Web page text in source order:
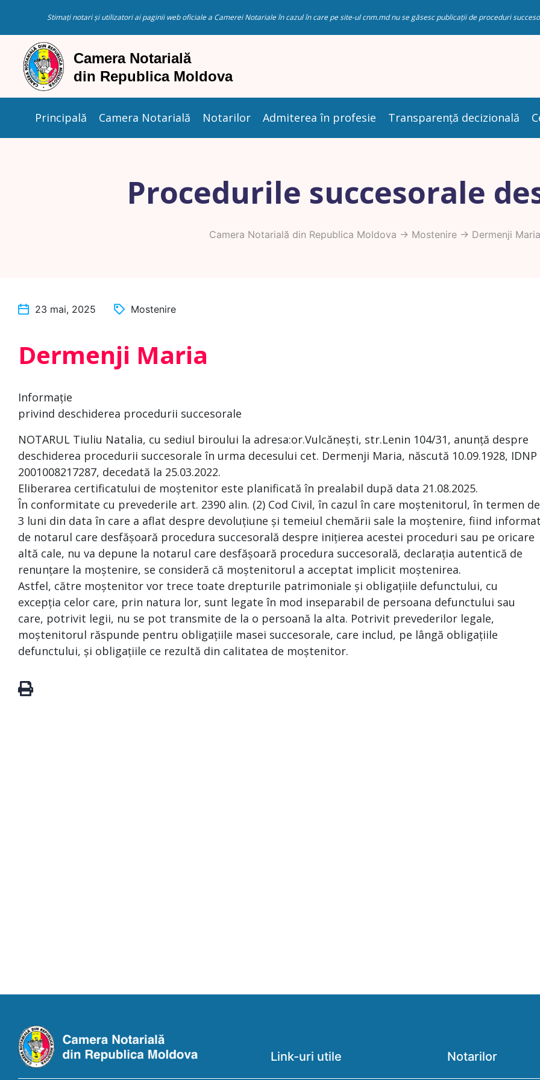
Stimați notari și utilizatori ai paginii web oficiale a Camerei Notariale în cazul în care pe site-ul cnm.md nu se găsesc publicații de proceduri
Principală Camera Notarială Notarilor Admiterea în profesie Transparență decizională
Procedurile succesorale
Camera Notarială din Republica Moldova -> Mostenire -> Dermenji Maria
23 mai, 2025 Mostenire
Dermenji Maria
Informație
privind deschiderea procedurii succesorale
NOTARUL Tiuliu Natalia, cu sediul biroului la adresa:or.Vulcănești, str.Lenin 104/31, anunță despre
deschiderea procedurii succesorale în urma decesului cet. Dermenji Maria, născută 10.09.1928, IDNP
2001008217287, decedată la 25.03.2022.
Eliberarea certificatului de moștenitor este planificată în prealabil după data 21.08.2025.
În conformitate cu prevederile art. 2390 alin. (2) Cod Civil, în cazul în care moștenitorul, în termen de
3 luni din data în care a aflat despre devoluțiune și temeiul chemării sale la moștenire, fiind informat
de notarul care desfășoară procedura succesorală despre inițierea acestei proceduri sau pe oricare
altă cale, nu va depune la notarul care desfășoară procedura succesorală, declarația autentică de
renunțare la moștenire, se consideră că moștenitorul a acceptat implicit moștenirea.
Astfel, către moștenitor vor trece toate drepturile patrimoniale și obligațiile defunctului, cu
excepția celor care, prin natura lor, sunt legate în mod inseparabil de persoana defunctului sau
care, potrivit legii, nu se pot transmite de la o persoană la alta. Potrivit prevederilor legale,
moștenitorul răspunde pentru obligațiile masei succesorale, care includ, pe lângă obligațiile
defunctului, și obligațiile ce rezultă din calitatea de moștenitor.
Link-uri utile Notarilor